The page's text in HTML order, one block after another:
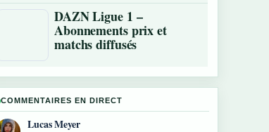
DAZN Ligue 1 –
Abonnements prix et
matchs diffusés
COMMENTAIRES EN DIRECT
Farah Nordin